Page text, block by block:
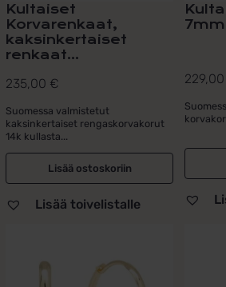
Kultaiset
Korvarenkaat,
kaksinkertaiset
renkaat...
235,00 €
Suomessa valmistetut
kaksinkertaiset rengaskorvakorut
14k kullasta...
Lisää ostoskoriin
Lisää toivelistalle
229,00